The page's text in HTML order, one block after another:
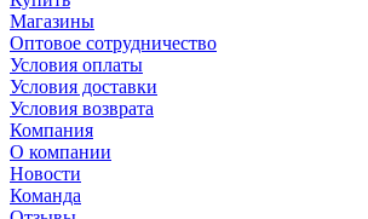
Магазины
Оптовое сотрудничество
Условия оплаты
Условия доставки
Условия возврата
Компания
О компании
Новости
Команда